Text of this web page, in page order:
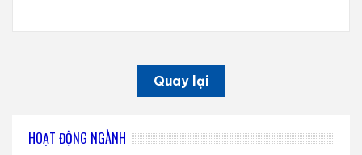
Quay lại
HOẠT ĐỘNG NGÀNH